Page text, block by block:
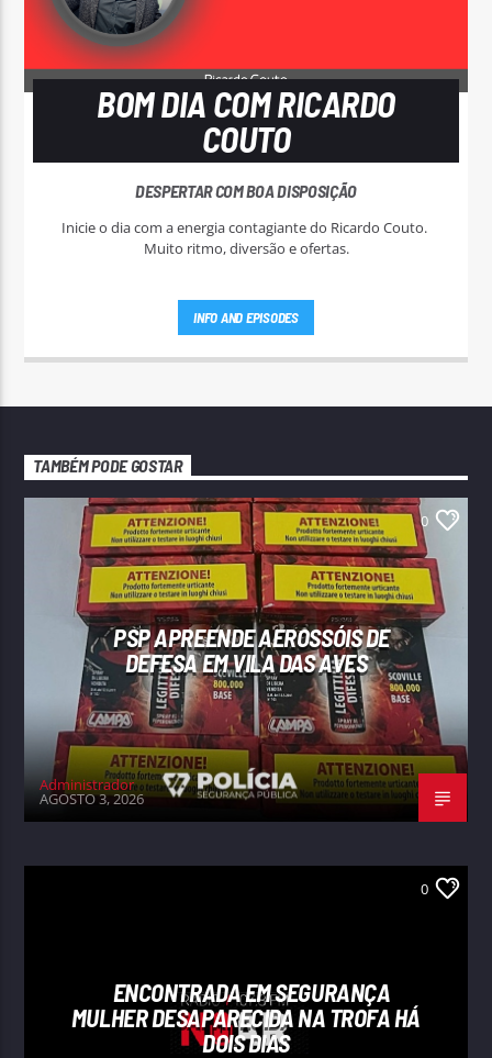
BOM DIA COM RICARDO
COUTO
DESPERTAR COM BOA DISPOSIÇÃO
Inicie o dia com a energia contagiante do Ricardo Couto.
Muito ritmo, diversão e ofertas.
INFO AND EPISODES
TAMBÉM PODE GOSTAR
0
PSP APREENDE AEROSSÓIS DE
DEFESA EM VILA DAS AVES
Administrador
AGOSTO 3, 2026
0
ENCONTRADA EM SEGURANÇA
MULHER DESAPARECIDA NA TROFA HÁ
DOIS DIAS